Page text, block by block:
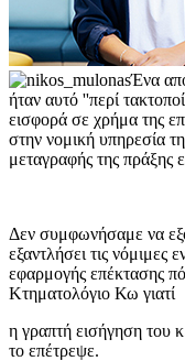
Ένα
ήταν αυτό ''περί
εισφορά σε χρήμα της
στην νομική υπηρεσία
μεταγραφής της πράξης
Δεν συμφωνήσαμε να
εξαντλήσει τις νόμιμες
εφαρμογής επέκτασης
Κτηματολόγιο Κω γιατί
η γραπτή εισήγηση του
το επέτρεψε.